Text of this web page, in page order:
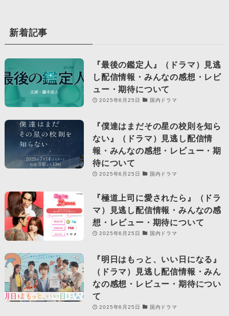
新着記事
『最後の鑑定人』（ドラマ）見逃
し配信情報・みんなの感想・レビ
ュー・期待について
2025年6月25日 国内ドラマ
『僕達はまだその星の校則を知ら
ない』（ドラマ）見逃し配信情
報・みんなの感想・レビュー・期
待について
2025年6月25日 国内ドラマ
『極道上司に愛されたら』（ドラ
マ）見逃し配信情報・みんなの感
想・レビュー・期待について
2025年6月25日 国内ドラマ
『明日はもっと、いい日になる』
（ドラマ）見逃し配信情報・みん
なの感想・レビュー・期待につい
て
2025年6月25日 国内ドラマ